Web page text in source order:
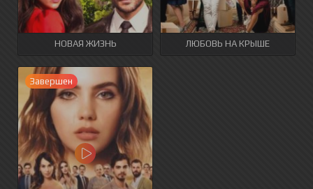
НОВАЯ ЖИЗНЬ ЛЮБОВЬ НА КРЫШЕ
Завершен